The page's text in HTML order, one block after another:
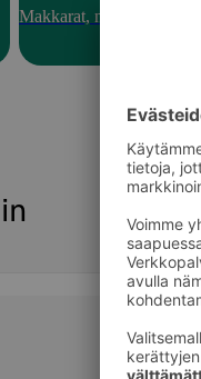
Makkarat, nakit ja pekonit